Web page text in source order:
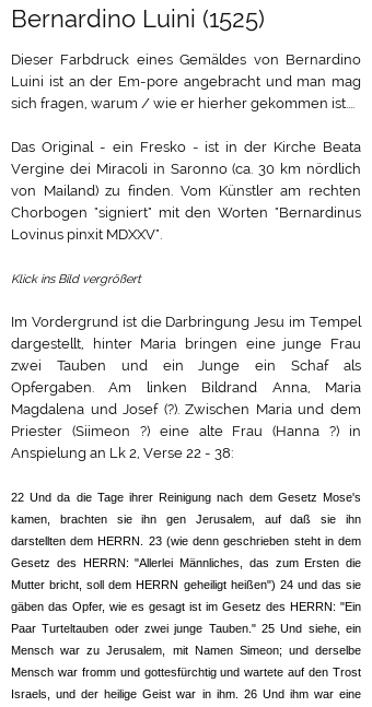
Bernardino Luini (1525)
Dieser Farbdruck eines Gemäldes von Bernardino
Luini ist an der Em-pore angebracht und man mag
sich fragen, warum / wie er hierher gekommen ist....
Das Original - ein Fresko - ist in der Kirche Beata
Vergine dei Miracoli in Saronno (ca. 30 km nördlich
von Mailand) zu finden. Vom Künstler am rechten
Chorbogen "signiert" mit den Worten "Bernardinus
Lovinus pinxit MDXXV".
Klick ins Bild vergrößert
Im Vordergrund ist die Darbringung Jesu im Tempel
dargestellt, hinter Maria bringen eine junge Frau
zwei Tauben und ein Junge ein Schaf als
Opfergaben. Am linken Bildrand Anna, Maria
Magdalena und Josef (?). Zwischen Maria und dem
Priester (Siimeon ?) eine alte Frau (Hanna ?) in
Anspielung an Lk 2, Verse 22 - 38:
22 Und da die Tage ihrer Reinigung nach dem Gesetz Mose's
kamen, brachten sie ihn gen Jerusalem, auf daß sie ihn
darstellten dem HERRN. 23 (wie denn geschrieben steht in dem
Gesetz des HERRN: "Allerlei Männliches, das zum Ersten die
Mutter bricht, soll dem HERRN geheiligt heißen") 24 und das sie
gäben das Opfer, wie es gesagt ist im Gesetz des HERRN: "Ein
Paar Turteltauben oder zwei junge Tauben." 25 Und siehe, ein
Mensch war zu Jerusalem, mit Namen Simeon; und derselbe
Mensch war fromm und gottesfürchtig und wartete auf den Trost
Israels, und der heilige Geist war in ihm. 26 Und ihm war eine